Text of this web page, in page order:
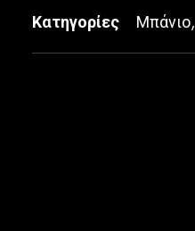
Κατηγορίες Μπάνιο,